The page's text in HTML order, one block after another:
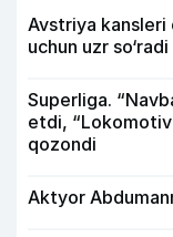
Avstriya kansleri
uchun uzr so‘radi
Superliga.
etdi,
qozondi
Aktyor